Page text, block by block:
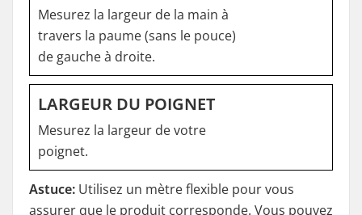
Mesurez la largeur de la main à
travers la paume (sans le pouce)
de gauche à droite.
LARGEUR DU POIGNET
Mesurez la largeur de votre
poignet.
Astuce: Utilisez un mètre flexible pour vous
assurer que le produit corresponde. Vous pouvez